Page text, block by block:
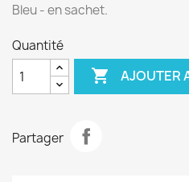
Bleu - en sachet.
Quantité
 AJOUTER
Partager